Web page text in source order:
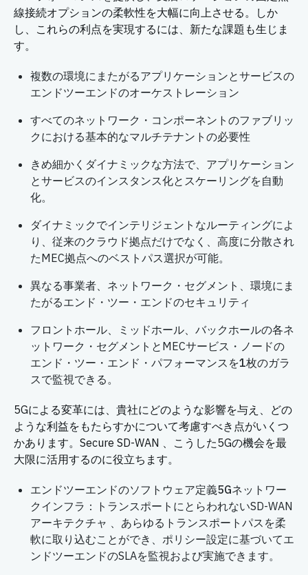
線接続オプションの柔軟性を大幅に向上させる。しか
し、これらの利点を実現するには、新たな課題も生じま
す。
複数の環境にまたがるアプリケーションとサービスの
エンドツーエンドのオーケストレーション
すべてのネットワーク・コンポーネントのファブリッ
クにおける基本的なマルチテナントの必要性
きめ細かくダイナミックな方法で、アプリケーション
とサービスのインスタンス化とスケーリングを自動
化。
ダイナミックでインテリジェントなルーティングによ
り、 従来のクラウド拠点だけでなく、高度に分散され
たMEC拠点へのベストパス選択が可能。
異なる事業者、ネットワーク・セグメント、環境にま
たがるエンド・ツー・エンドのセキュリティ
フロントホール、ミッドホール、バックホールの各ネ
ットワーク・セグメントとMECサービス・ノードの
エンド・ツー・エンド・パフォーマンスを1枚のガラ
スで監視できる。
5Gによる変革には、貴社にどのような影響を与え、どの
ような利益をもたらすかについて考慮すべき点がいくつ
かあります。Secure SD-WAN 、こうした5Gの機会を最
大限に活用するのに役立ちます。
エンドツーエンドのソフトウェア定義5Gネットワー
クインフラ ：トランスポートにとらわれないSD-WAN
アーキテクチャ 、あらゆるトランスポートパスを柔
軟に取り込むことができ、ポリシー設定に基づいてエ
ンドツーエンドのSLAを監視および実施できます。